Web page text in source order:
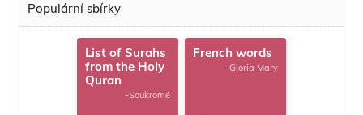
Populární sbírky
List of Surahs
from the Holy
Quran
-Soukromé
French words
-Gloria Mary